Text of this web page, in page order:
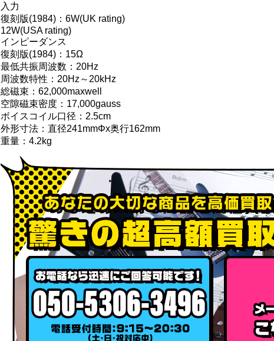
入力
復刻版(1984)：6W(UK rating)
12W(USA rating)
インピーダンス
復刻版(1984)：15Ω
最低共振周波数：20Hz
周波数特性：20Hz～20kHz
総磁束：62,000maxwell
空隙磁束密度：17,000gauss
ボイスコイル口径：2.5cm
外形寸法：直径241mmΦx奥行162mm
重量：4.2kg